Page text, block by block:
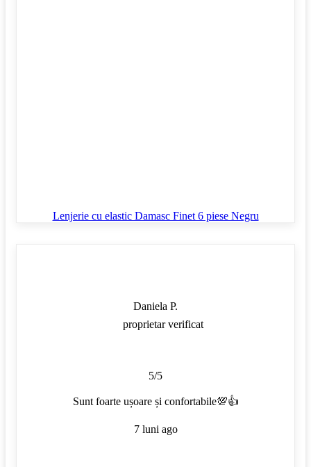
Lenjerie cu elastic Damasc Finet 6 piese Negru
Daniela P.
proprietar verificat
5/5
Sunt foarte ușoare și confortabile💯👍
7 luni ago